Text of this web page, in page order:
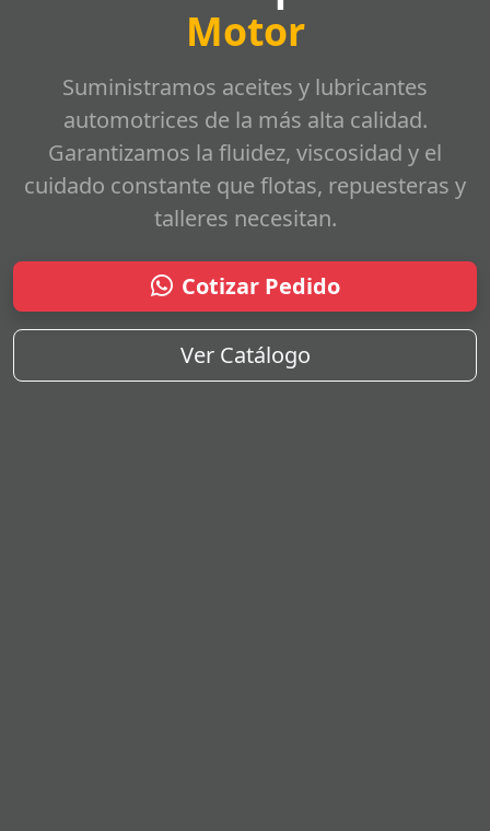
Motor
Suministramos aceites y lubricantes
automotrices de la más alta calidad.
Garantizamos la fluidez, viscosidad y el
cuidado constante que flotas, repuesteras y
talleres necesitan.
Cotizar Pedido
Ver Catálogo